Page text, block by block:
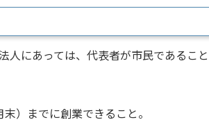
人にあっては、代表者が市民であること
）までに創業できること。